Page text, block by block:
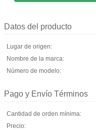
Datos del producto
Lugar de origen:
Nombre de la marca:
Número de modelo:
Pago y Envío Términos
Cantidad de orden mínima:
Precio: